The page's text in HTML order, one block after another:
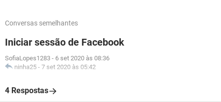
Conversas semelhantes
Iniciar sessão de Facebook
SofiaLopes1283 - 6 set 2020 às 08:36
ninha25 - 7 set 2020 às 05:42
4 Respostas